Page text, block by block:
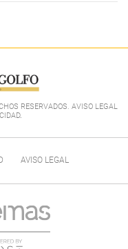
RESERVADOS. AVISO LEGAL
.
AVISO LEGAL